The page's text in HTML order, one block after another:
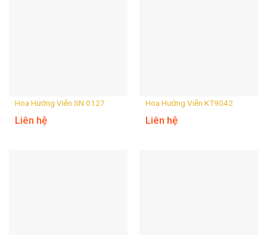
Hoa Hướng Viễn SN 0127
Liên hệ
Hoa Hướng Viễn KT9042
Liên hệ